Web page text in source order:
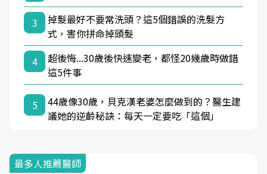
3
掉髮最好不要常洗頭？這5個錯誤的洗髮方
式，害你拼命掉頭髮
4
超後悔...30歲後快速變老，都怪20幾歲時做錯
這5件事
5
44歲像30歲，貝克漢老婆怎麼做到的？醫生建
議她的逆齡秘訣：每天一定要吃「這個」
最多人推薦醫師